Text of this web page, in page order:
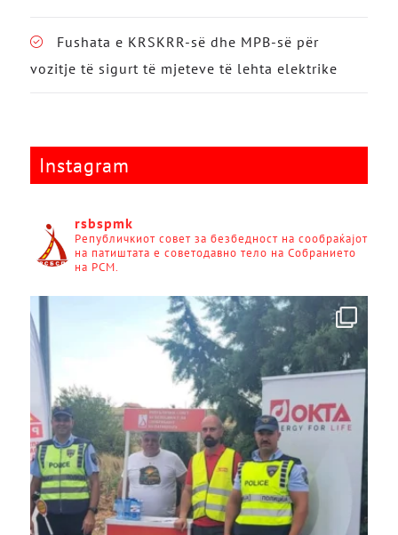
Fushata e KRSKRR-së dhe MPB-së për
vozitje të sigurt të mjeteve të lehta elektrike
Instagram
rsbspmk
Републичкиот совет за безбедност на сообраќајот
на патиштата е советодавно тело на Собранието
на РСМ.